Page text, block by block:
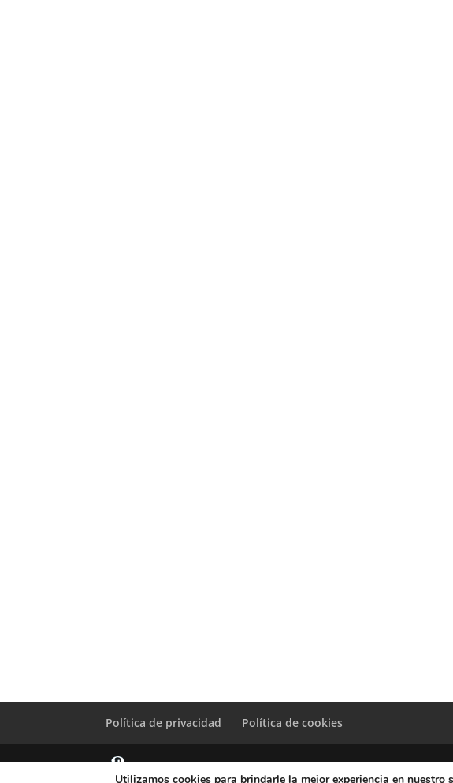
Política de privacidad Política de cookies
Utilizamos cookies para brindarle la mejor experiencia en nuestro